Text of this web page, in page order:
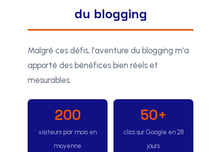
du blogging
Malgré ces défis, l'aventure du blogging m'a
apporté des bénéfices bien réels et
mesurables.
200
visiteurs par mois en
moyenne
50+
clics sur Google en 28
jours